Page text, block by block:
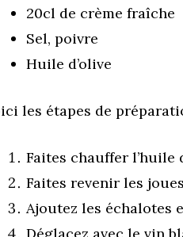
20cl de crème fraîche
Sel, poivre
Huile d’olive
les étapes de
Faites chauffer l’huile
Faites revenir les
Ajoutez les échalotes
Déglacez avec le vin